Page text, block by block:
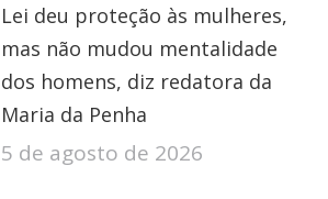
Lei deu proteção às mulheres,
mas não mudou mentalidade
dos homens, diz redatora da
Maria da Penha
5 de agosto de 2026